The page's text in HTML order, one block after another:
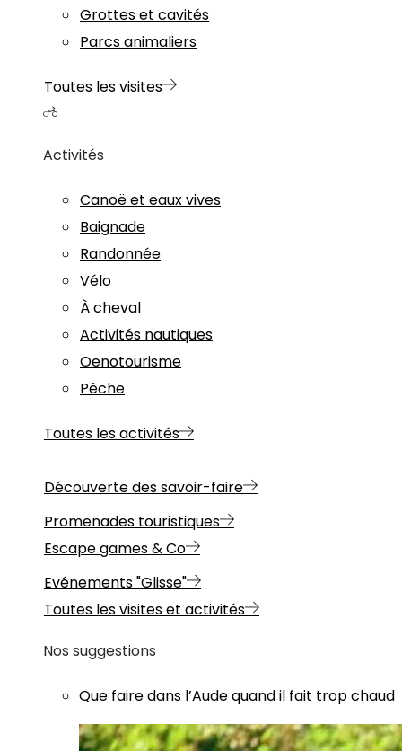
Grottes et cavités
Parcs animaliers
Toutes les visites
Activités
Canoë et eaux vives
Baignade
Randonnée
Vélo
À cheval
Activités nautiques
Oenotourisme
Pêche
Toutes les activités
Découverte des savoir-faire
Promenades touristiques
Escape games & Co
Evénements "Glisse"
Toutes les visites et activités
Nos suggestions
Que faire dans l’Aude quand il fait trop chaud